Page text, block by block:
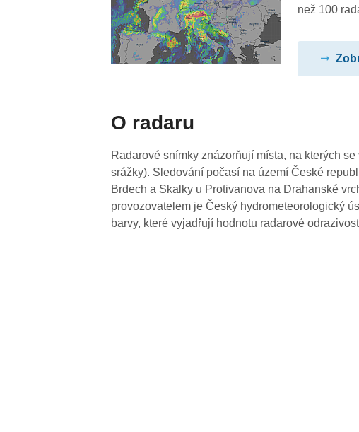
než 100
O radaru
Radarové snímky znázorňují místa, na kterých
srážky). Sledování počasí na území České
Brdech a Skalky u Protivanova na Drahanské
provozovatelem je Český hydrometeorologický
barvy, které vyjadřují hodnotu radarové